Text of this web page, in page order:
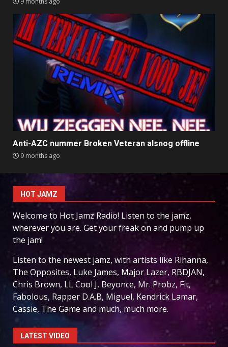
Anti-AZC nummer Broken Veteran alsnog offline
9 months ago
HOT JAMZ
Welcome to Hot Jamz Radio! Listen to the jamz,
wherever you are. Get your freak on and pump up
the jam!
Listen to the newest jamz, with artists like Rihanna,
The Opposites, Luke James, Major Lazer, RBDJAN,
Chris Brown, LL Cool J, Beyonce, Mr. Probz, Fit,
Fabolous, Rapper D.A.B, Miguel, Kendrick Lamar,
Cassie, The Game and much, much more.
LATEST VIDEO